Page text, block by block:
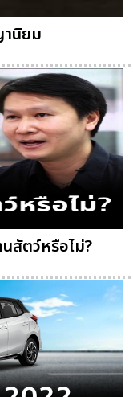
นิยม
สัตว์หรือไม่?